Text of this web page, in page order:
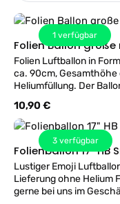
1 verfügbar
Folien Ballon große
Folien Luftballon in
ca. 90cm,
Heliumfüllung. Der
Klebestreifen befestigt
Regulärer Preis:
10,90 €
3 verfügbar
Lustiger Emoji
Lieferung ohne Helium
gerne bei uns im